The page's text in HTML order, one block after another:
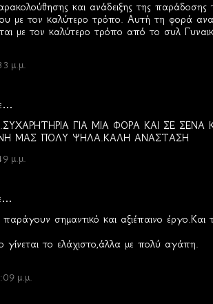
και ανάδειξης της παράδοσης
με τον καλύτερο τρόπο. Αυτή τη φορά
με τον καλύτερο τρόπο από το συλ
μ.μ.
ΓΙΑ ΜΙΑ ΦΟΡΑ ΚΑΙ ΣΕ
ΜΑΣ ΠΟΛΥ ΨΗΛΑ.ΚΑΛΗ ΑΝΑΣΤΑΣΗ
μ.μ.
σημαντικό και αξιέπαινο έργο.Και
γίνεται το ελάχιστο,άλλα με πολύ αγάπη.
μ.μ.